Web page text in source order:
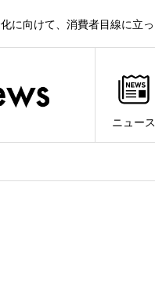
向けて、消費者目線に立っ
ニュース